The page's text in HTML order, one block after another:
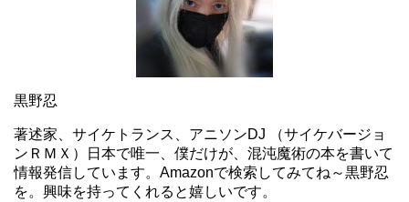
黒野忍
著述家、サイケトランス、アニソンDJ （サイケバージョ
ンＲＭＸ）日本で唯一、僕だけが、混沌魔術の本を書いて
情報発信しています。Amazonで検索してみてね～黒野忍
を。興味を持ってくれると嬉しいです。